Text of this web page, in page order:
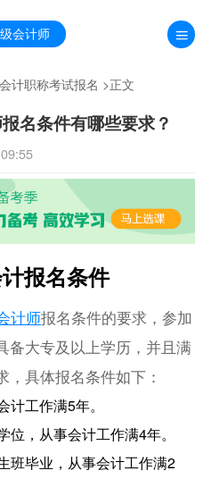
会计师
计职称考试报名 >正文
名条件有哪些要求？
报名条件
计师报名条件的要求，参加
备大专及以上学历，并且满
，具体报名条件如下：
工作满5年。
，从事会计工作满4年。
班毕业，从事会计工作满2